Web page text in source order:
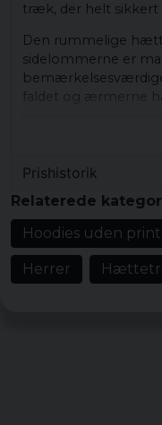
træk, der helt sikkert
Den rummelige
sidelommerne er
faldet og ærmerne
Ribstrikkede
enestående komfort
Materiale:
Vægt: 300gsm.
Størrelser: S, M,
Prishistorik
Relaterede
Hoodies uden print
Herrer